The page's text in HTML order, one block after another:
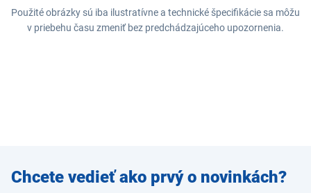
Použité obrázky sú iba ilustratívne a technické špecifikácie sa môžu
v priebehu času zmeniť bez predchádzajúceho upozornenia.
Zadajte
e-mail
Chcete vedieť ako prvý o novinkách?